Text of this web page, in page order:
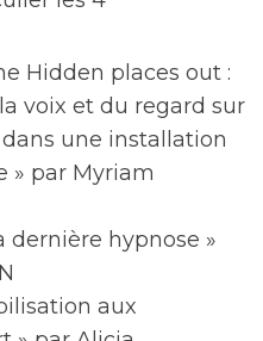
Hidden places out :
voix et du regard sur
une installation
» par Myriam
dernière hypnose »
aux